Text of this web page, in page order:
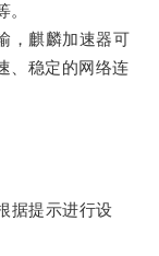
麒麟加速器可
、稳定的网络连
提示进行设